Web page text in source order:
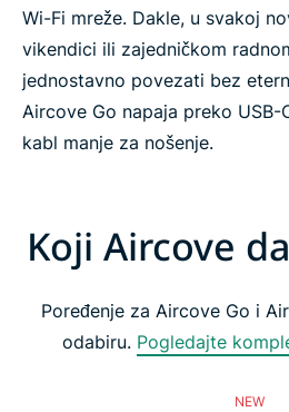
Wi-Fi mreže. Dakle, u svakoj
vikendici ili zajedničkom
jednostavno povezati bez
Aircove Go napaja preko
kabl manje za nošenje.
Koji Aircove
Poređenje za Aircove Go i
odabiru. Pogledajte
NEW